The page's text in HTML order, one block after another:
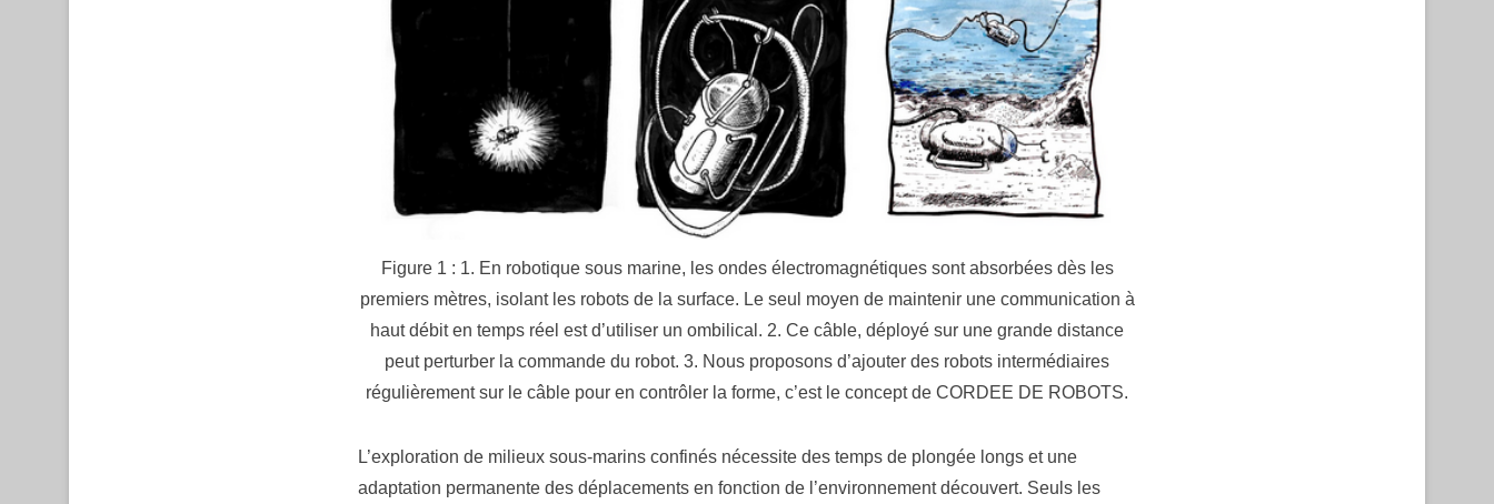
Figure 1 : 1. En robotique sous marine, les ondes électromagnétiques sont absorbées dès les
premiers mètres, isolant les robots de la surface. Le seul moyen de maintenir une communication à
haut débit en temps réel est d’utiliser un ombilical. 2. Ce câble, déployé sur une grande distance
peut perturber la commande du robot. 3. Nous proposons d’ajouter des robots intermédiaires
régulièrement sur le câble pour en contrôler la forme, c’est le concept de CORDEE DE ROBOTS.
L’exploration de milieux sous-marins confinés nécessite des temps de plongée longs et une
adaptation permanente des déplacements en fonction de l’environnement découvert. Seuls les